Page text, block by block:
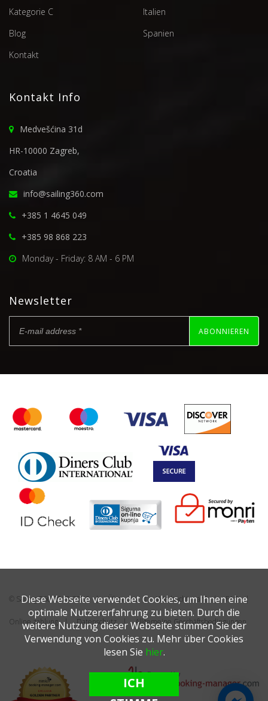
Kategorie C
Blog
Kontakt
Italien
Spanien
Kontakt Info
Medvešćina 31d
HR-10000 Zagreb,
Croatia
info@sailing360.com
+385 1 4645 049
+385 98 868 223
Monday - Friday: 8 AM - 6 PM
Newsletter
ABONNIEREN
© Sailing 360 2019-2026 Über uns Wie bucht man? FAQ
Online zahlung Datenschutz Allgemeine Geschäftsbedingungen
Diese Webseite verwendet Cookies, um Ihnen eine
optimale Nutzererfahrung zu bieten. Durch die
weitere Nutzung dieser Webseite stimmen Sie der
Verwendung von Cookies zu. Mehr über Cookies
lesen Sie hier.
ICH